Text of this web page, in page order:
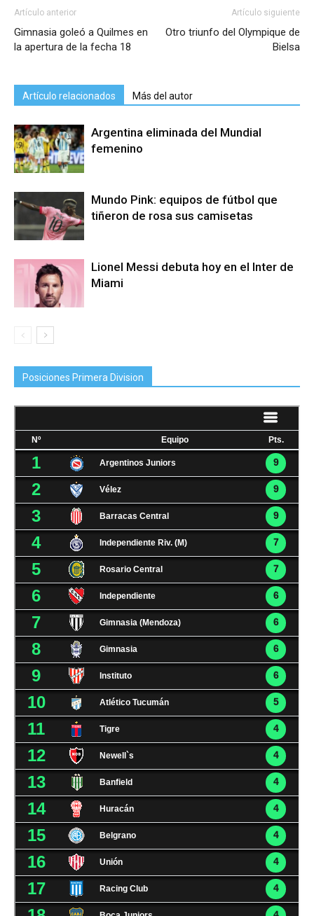
Artículo anterior
Gimnasia goleó a Quilmes en
la apertura de la fecha 18
Artículo siguiente
Otro triunfo del Olympique de
Bielsa
Artículo relacionados Más del autor
Argentina eliminada del Mundial
femenino
Mundo Pink: equipos de fútbol que
tiñeron de rosa sus camisetas
Lionel Messi debuta hoy en el Inter de
Miami
Posiciones Primera Division